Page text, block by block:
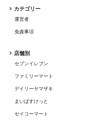
カテゴリー
運営者
免責事項
店舗別
セブンイレブン
ファミリーマート
デイリーヤマザキ
まいばすけっと
セイコーマート